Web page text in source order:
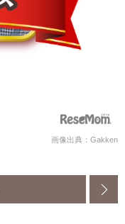
画像出典：Gakken